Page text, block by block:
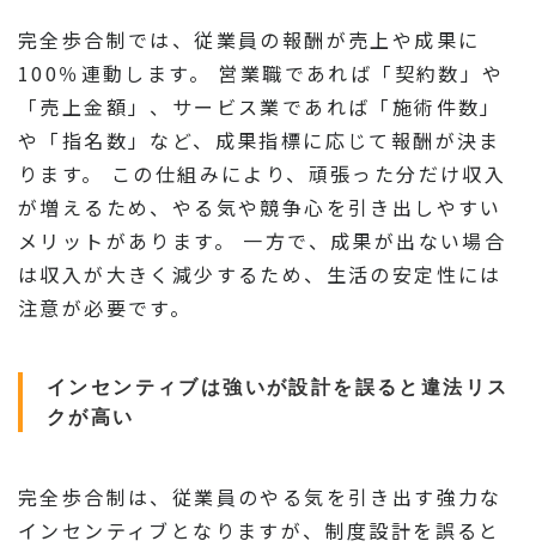
完全歩合制では、従業員の報酬が売上や成果に
100％連動します。 営業職であれば「契約数」や
「売上金額」、サービス業であれば「施術件数」
や「指名数」など、成果指標に応じて報酬が決ま
ります。 この仕組みにより、頑張った分だけ収入
が増えるため、やる気や競争心を引き出しやすい
メリットがあります。 一方で、成果が出ない場合
は収入が大きく減少するため、生活の安定性には
注意が必要です。
インセンティブは強いが設計を誤ると違法リス
クが高い
完全歩合制は、従業員のやる気を引き出す強力な
インセンティブとなりますが、制度設計を誤ると